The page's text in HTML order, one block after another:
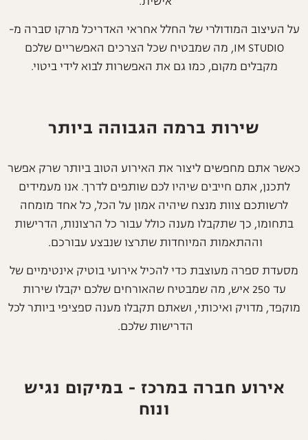
על העיצוב המודולרי של החלל אחראי האדריכל מרקו סברה מ-
IM STUDIO, מה שמבטיח שכל הצרכים האפשריים שלכם
מקבלים מקום, כמו גם את האפשרות לבוא לידי ביטוי.
שירות ברמה הגבוהה ביותר
כאשר אתם מחפשים ליצור את האירוע הטוב ביותר שרק אפשר
לתכנן, אתם חייבים שיהיו לכם שותפים לדרך. אנו מעמידים
לרשותכם צוות מנצח שיהיה אמון על הכל, כל אחד מומחה
בתחומו, כך שתקבלו מענה כולל עבור כל הרצונות, הדרישות
וההתאמות המיוחדות שתרצו שנבצע עבורכם.
מסעדת ספרה מעוצבת כדי להכיל אירועי בוטיק אינטימיים של
עד 250 איש, מה שמבטיח שהאורחים שלכם יקבלו שירות
מוקפד, מדויק ואיכותי, ושאתם תקבלו מענה ספציפי ביותר לכל
הדרישות שלכם.
אירוע חברה במרכז - במיקום נגיש
ונוח